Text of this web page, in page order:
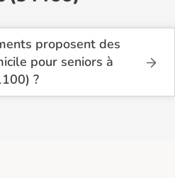
proposent des
pour seniors à
?
on recense